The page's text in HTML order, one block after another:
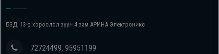
БЗД, 13-р хороолол зүүн 4 зам АРИНА Электроникс
72724499, 95951199